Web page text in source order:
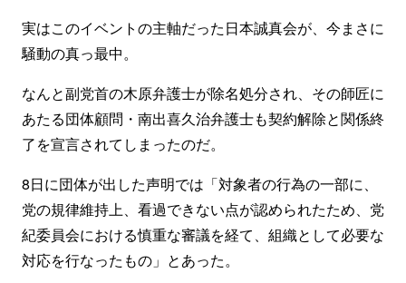
実はこのイベントの主軸だった日本誠真会が、今まさに
騒動の真っ最中。
なんと副党首の木原弁護士が除名処分され、その師匠に
あたる団体顧問・南出喜久治弁護士も契約解除と関係終
了を宣言されてしまったのだ。
8日に団体が出した声明では「対象者の行為の一部に、
党の規律維持上、看過できない点が認められたため、党
紀委員会における慎重な審議を経て、組織として必要な
対応を行なったもの」とあった。